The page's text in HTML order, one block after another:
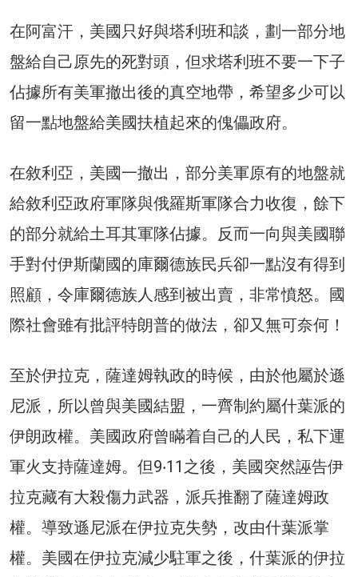
在阿富汗，美國只好與塔利班和談，劃一部分地
盤給自己原先的死對頭，但求塔利班不要一下子
佔據所有美軍撤出後的真空地帶，希望多少可以
留一點地盤給美國扶植起來的傀儡政府。
在敘利亞，美國一撤出，部分美軍原有的地盤就
給敘利亞政府軍隊與俄羅斯軍隊合力收復，餘下
的部分就給土耳其軍隊佔據。反而一向與美國聯
手對付伊斯蘭國的庫爾德族民兵卻一點沒有得到
照顧，令庫爾德族人感到被出賣，非常憤怒。國
際社會雖有批評特朗普的做法，卻又無可奈何！
至於伊拉克，薩達姆執政的時候，由於他屬於遜
尼派，所以曾與美國結盟，一齊制約屬什葉派的
伊朗政權。美國政府曾瞞着自己的人民，私下運
軍火支持薩達姆。但9‧11之後，美國突然誣告伊
拉克藏有大殺傷力武器，派兵推翻了薩達姆政
權。導致遜尼派在伊拉克失勢，改由什葉派掌
權。美國在伊拉克減少駐軍之後，什葉派的伊拉